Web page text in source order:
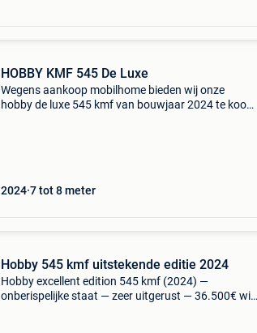
HOBBY KMF 545 De Luxe
Wegens aankoop mobilhome bieden wij onze
hobby de luxe 545 kmf van bouwjaar 2024 te koop
2024 7 tot 8 meter
Hobby 545 kmf uitstekende editie 2024
Hobby excellent edition 545 kmf (2024) —
onberispelijke staat — zeer uitgerust — 36.500€ wij